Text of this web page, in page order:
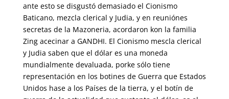
ante esto se disgustó demasiado el Cionismo
Baticano, mezcla clerical y Judia, y en reuniónes
secretas de la Mazoneria, acordaron kon la familia
Zing acecinar a GANDHI. El Cionismo mescla clerical
y Judia saben que el dólar es una moneda
mundialmente devaluada, porke sólo tiene
representación en los botines de Guerra que Estados
Unidos hase a los Países de la tierra, y el botín de